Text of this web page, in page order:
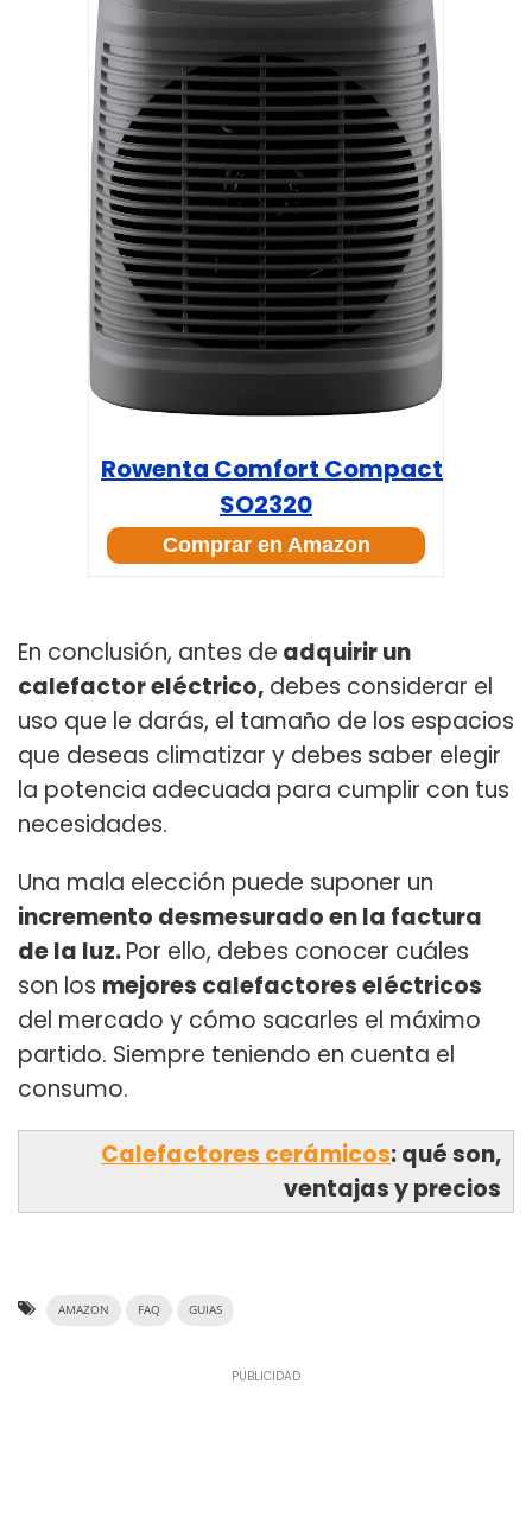
Rowenta Comfort Compact
SO2320
Comprar en Amazon
En conclusión, antes de adquirir un
calefactor eléctrico, debes considerar el
uso que le darás, el tamaño de los espacios
que deseas climatizar y debes saber elegir
la potencia adecuada para cumplir con tus
necesidades.
Una mala elección puede suponer un
incremento desmesurado en la factura
de la luz.Por ello, debes conocer cuáles
son los mejores calefactores eléctricos
del mercado y cómo sacarles el máximo
partido. Siempre teniendo en cuenta el
consumo.
Calefactores cerámicos: qué son,
ventajas y precios
AMAZON FAQ GUIAS